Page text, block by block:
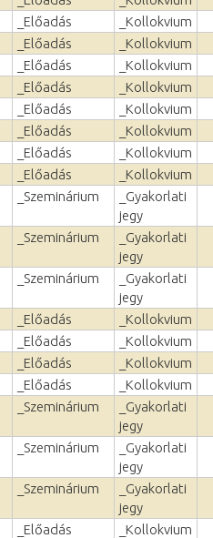
_Előadás
_Kollokvium
_Előadás
_Kollokvium
_Előadás
_Kollokvium
_Előadás
_Kollokvium
_Előadás
_Kollokvium
_Előadás
_Kollokvium
_Előadás
_Kollokvium
_Előadás
_Kollokvium
_Szeminárium
_Gyakorlati
jegy
_Szeminárium
_Gyakorlati
jegy
_Szeminárium
_Gyakorlati
jegy
_Előadás
_Kollokvium
_Előadás
_Kollokvium
_Előadás
_Kollokvium
_Előadás
_Kollokvium
_Szeminárium
_Gyakorlati
jegy
_Szeminárium
_Gyakorlati
jegy
_Szeminárium
_Gyakorlati
jegy
_Előadás
_Kollokvium